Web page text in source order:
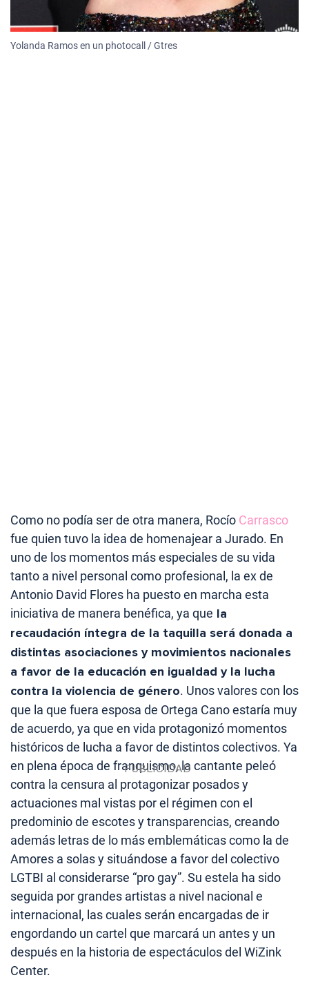
Yolanda Ramos en un photocall / Gtres
Como no podía ser de otra manera, Rocío Carrasco
fue quien tuvo la idea de homenajear a Jurado. En
uno de los momentos más especiales de su vida
tanto a nivel personal como profesional, la ex de
Antonio David Flores ha puesto en marcha esta
iniciativa de manera benéfica, ya que la
recaudación íntegra de la taquilla será donada a
distintas asociaciones y movimientos nacionales
a favor de la educación en igualdad y la lucha
contra la violencia de género. Unos valores con los
que la que fuera esposa de Ortega Cano estaría muy
de acuerdo, ya que en vida protagonizó momentos
históricos de lucha a favor de distintos colectivos. Ya
en plena época de franquismo, la cantante peleó
contra la censura al protagonizar posados y
actuaciones mal vistas por el régimen con el
predominio de escotes y transparencias, creando
además letras de lo más emblemáticas como la de
Amores a solas y situándose a favor del colectivo
LGTBI al considerarse “pro gay”. Su estela ha sido
seguida por grandes artistas a nivel nacional e
internacional, las cuales serán encargadas de ir
engordando un cartel que marcará un antes y un
después en la historia de espectáculos del WiZink
Center.